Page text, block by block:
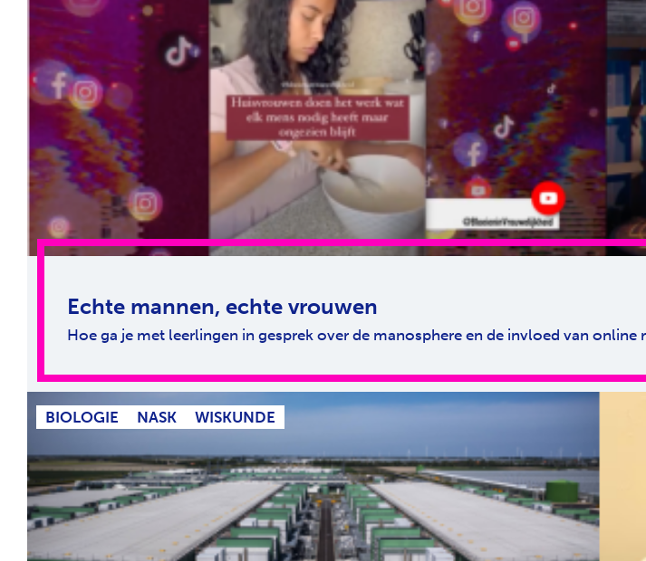
Echte mannen, echte vrouwen
Hoe ga je met leerlingen in gesprek over de manosphere en de invloed van
BIOLOGIE NASK WISKUNDE